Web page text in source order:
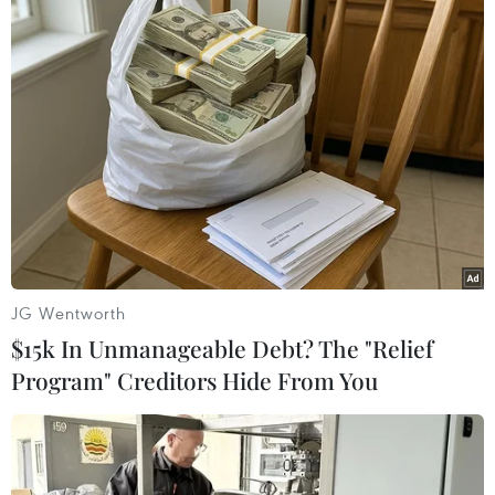
#Đà Lạt #cơ sở lưu trú
#Tết Nguyên đán
#khách du Xuân
Theo dõi VietnamPlus
JG Wentworth
$15k In Unmanageable Debt? The "Relief
Program" Creditors Hide From You